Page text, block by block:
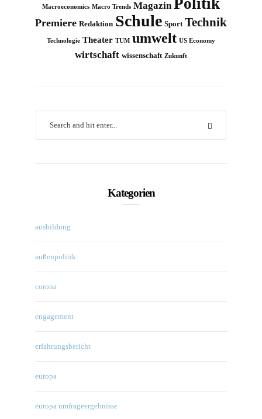
Macroeconomics Macro Trends Magazin
Premiere Redaktion Schule Sport Technik
Technologie Theater TUM umwelt US Economy
wirtschaft wissenschaft Zukunft
Kategorien
ausbildung
außenpolitik
corona
engagement
erfahrungsbericht
europa
europa umfrageergebnisse